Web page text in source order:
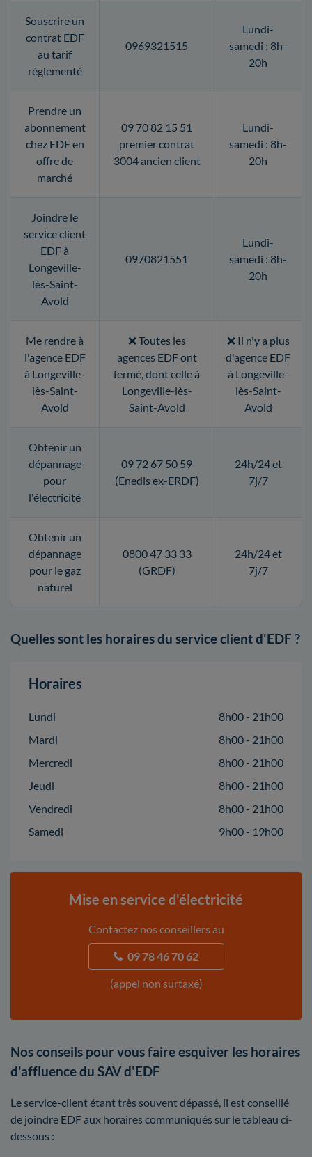
Souscrire un
contrat EDF
au tarif
réglementé
0969321515
Lundi-
samedi : 8h-
20h
Prendre un
abonnement
chez EDF en
offre de
marché
09 70 82 15 51
premier contrat
3004 ancien client
Lundi-
samedi : 8h-
20h
Joindre le
service client
EDF à
Longeville-
lès-Saint-
Avold
0970821551
Lundi-
samedi : 8h-
20h
Me rendre à
l'agence EDF
à Longeville-
lès-Saint-
Avold
❌ Toutes les
agences EDF ont
fermé, dont celle à
Longeville-lès-
Saint-Avold
❌ Il n'y a plus
d'agence EDF
à Longeville-
lès-Saint-
Avold
Obtenir un
dépannage
pour
l'électricité
09 72 67 50 59
(Enedis ex-ERDF)
24h/24 et
7j/7
Obtenir un
dépannage
pour le gaz
naturel
0800 47 33 33
(GRDF)
24h/24 et
7j/7
Quelles sont les horaires du service client d'EDF ?
Horaires
Lundi
8h00 - 21h00
Mardi
8h00 - 21h00
Mercredi
8h00 - 21h00
Jeudi
8h00 - 21h00
Vendredi
8h00 - 21h00
Samedi
9h00 - 19h00
Mise en service d'électricité
Contactez nos conseillers au
09 78 46 70 62
(appel non surtaxé)
Nos conseils pour vous faire esquiver les horaires
d'affluence du SAV d'EDF
Le service-client étant très souvent dépassé, il est conseillé
de joindre EDF aux horaires communiqués sur le tableau ci-
dessous :